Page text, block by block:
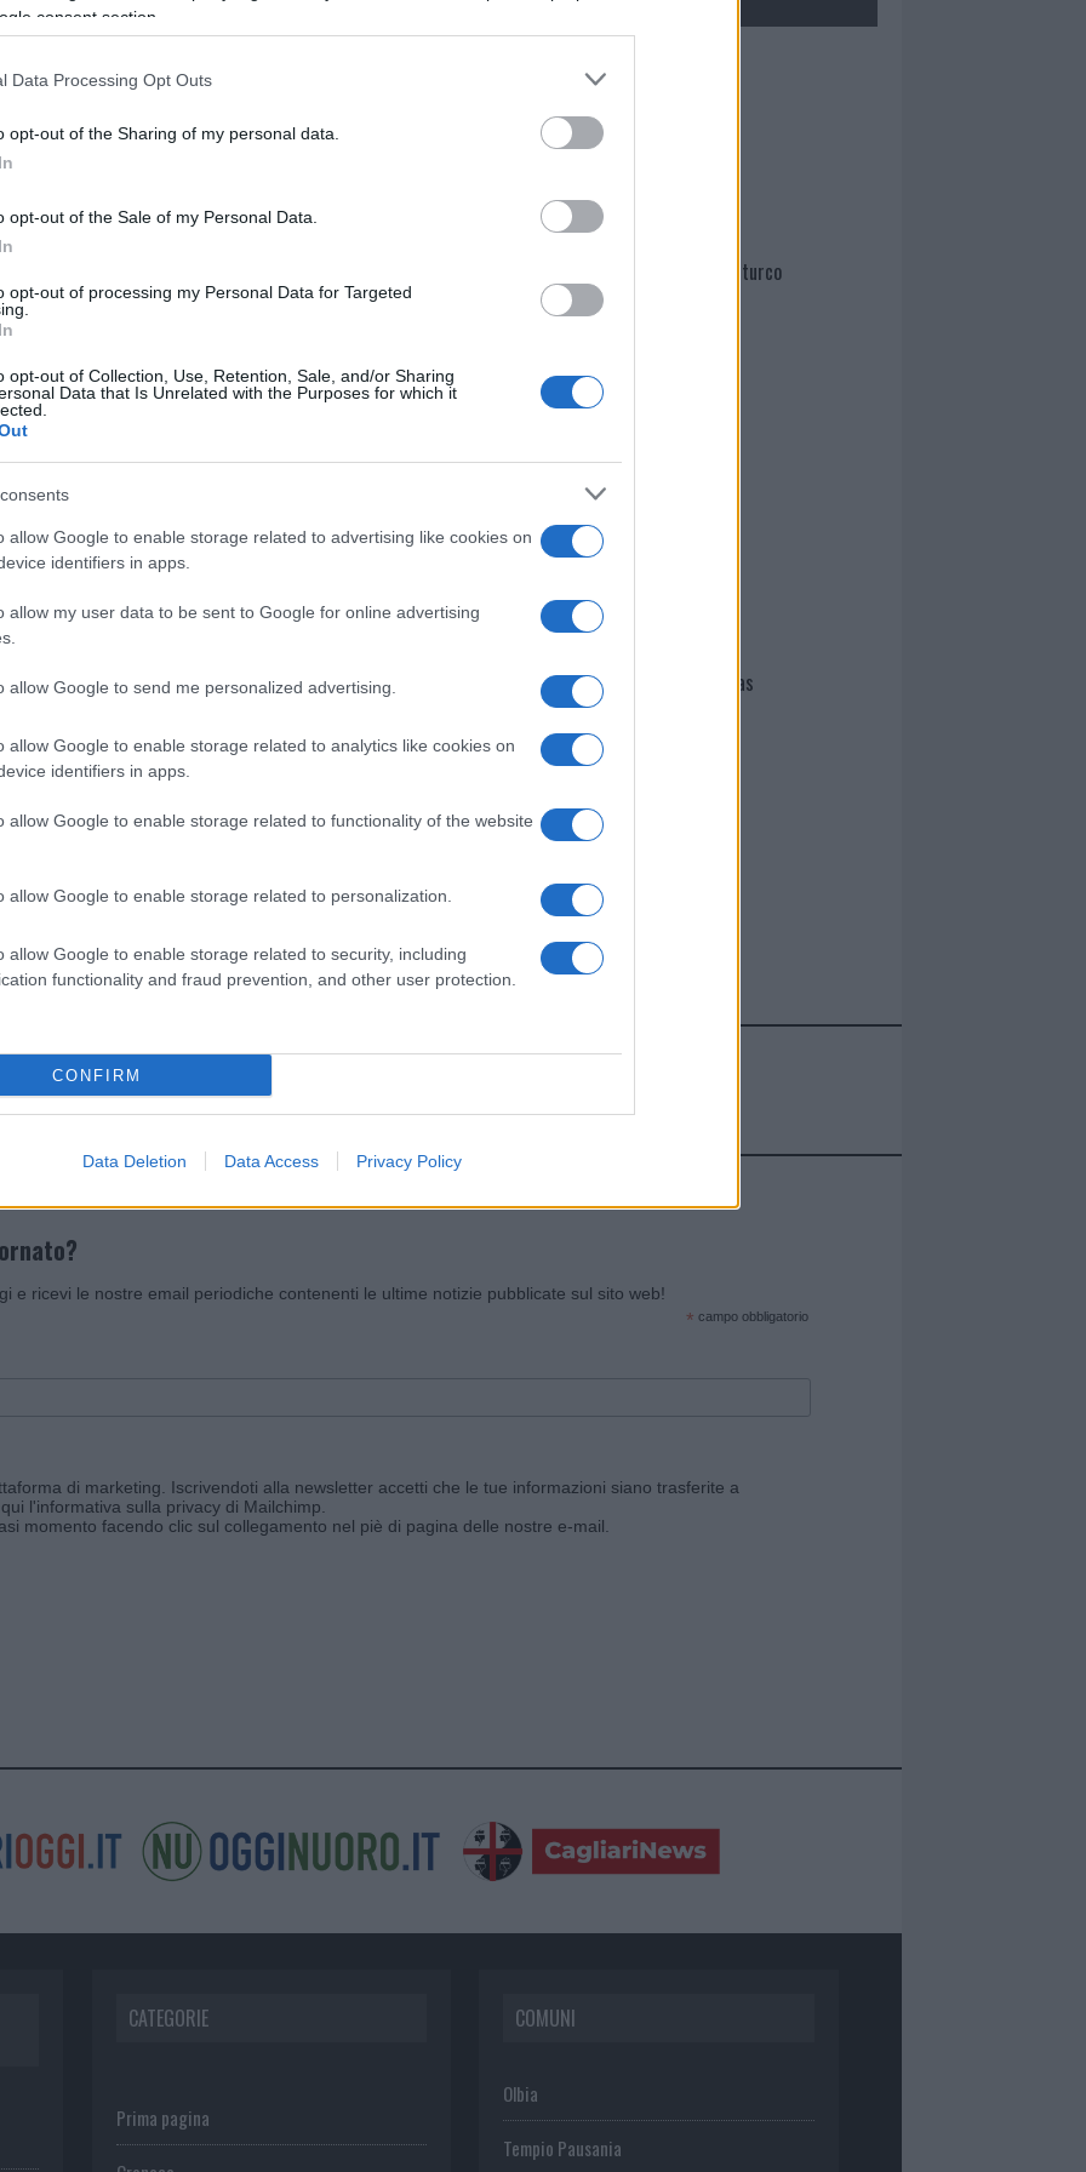
consent section.
Data Processing Opt Outs
opt-out of the Sharing of my personal data.
opt-out of the Sale of my Personal Data.
opt-out of processing my Personal Data for Targeted
opt-out of Collection, Use, Retention, Sale, and/or Sharing
Data that Is Unrelated with the Purposes for which it
allow Google to enable storage related to advertising like cookies on
identifiers in apps.
allow my user data to be sent to Google for online advertising
allow Google to send me personalized advertising.
allow Google to enable storage related to analytics like cookies on
identifiers in apps.
allow Google to enable storage related to functionality of the website
allow Google to enable storage related to personalization.
allow Google to enable storage related to security, including
functionality and fraud prevention, and other user protection.
CONFIRM
Data Deletion Data Access Privacy Policy
cliccandoqui
nella sezione Login
dal menù del sito o
i tuoi video e le tue foto
+39 345 356 7512
di GalluraOggi.it
news da Google News
Mario Malu
Martina Agostina Diturco
I nostri cari
Giovannimaria Cabras
Invia un Comunicato Stampa
e ricevi le nostre email periodiche contenenti le ultime notizie pubblicate sul sito web!
* campo obbligatorio
di marketing. Iscrivendoti alla newsletter accetti che le tue informazioni siano trasferite a
l'informativa sulla privacy di Mailchimp
momento facendo clic sul collegamento nel piè di pagina delle nostre e-mail.
CATEGORIE
Prima pagina
COMUNI
Olbia
Tempio Pausania